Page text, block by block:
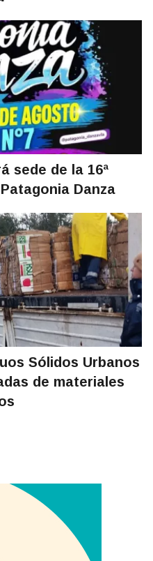
sede de la 16ª
Danza
Sólidos Urbanos
de materiales